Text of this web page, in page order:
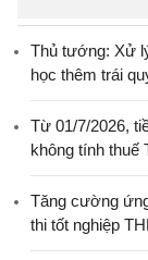
Thủ tướng: Xử
học thêm trái
Từ 01/7/2026,
không tính thuế
Tăng cường
thi tốt nghiệp